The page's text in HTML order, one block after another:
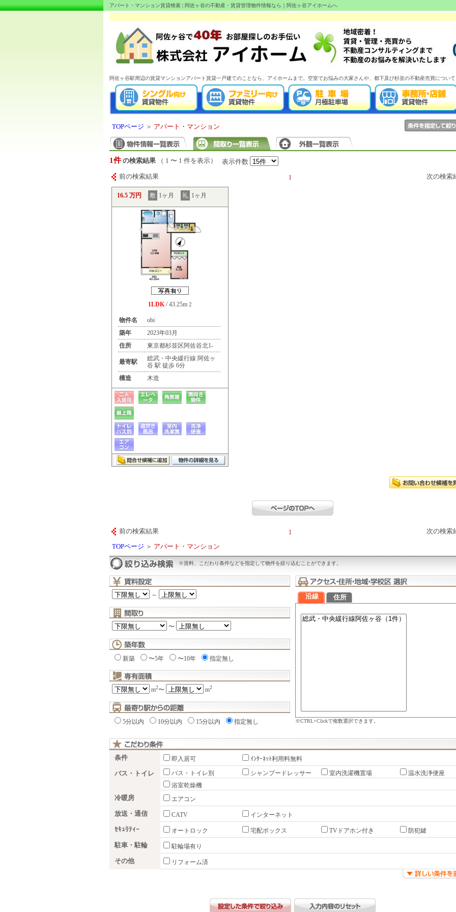
アパート・マンション賃貸検索 | 阿佐ヶ谷の不動産・賃貸管理物件情報なら｜阿佐ヶ谷アイホームへ
阿佐ヶ谷駅周辺の賃貸マンションアパート賃貸一戸建てのことなら、アイホームまで。空室でお悩みの大家さんや、都下及び杉並の不動産売買につい
TOPページ ＞ アパート・マンション
1件 の検索結果（ 1 〜 1 件を表示） 表示件数
前の検索結果 1 次の検
16.5 万円 敷 1ヶ月 礼 1ヶ月
1LDK/ 43.25m 2
物件名
obi
築年
2023年03月
住所
東京都杉並区阿佐谷北1-
最寄駅
総武・中央緩行線 阿佐ヶ
谷 駅 徒歩 6分
構造
木造
前の検索結果 1 次の検
TOPページ ＞ アパート・マンション
※賃料、こだわり条件などを指定して物件を絞り込むことができます。
～
〜
新築 〜5年 〜10年 指定無し
m2〜 m2
5分以内 10分以内 15分以内 指定無し
沿線 住所
※CTRL+Clickで複数選択できます。
条件 即入居可 ｲﾝﾀｰﾈｯﾄ利用料無料
バス・トイレ バス・トイレ別 シャンプードレッサー 室内洗濯機置場
温水洗浄便座
浴室乾燥機
冷暖房 エアコン
放送・通信 CATV インターネット
ｾｷｭﾘﾃｨｰ オートロック 宅配ボックス TVドアホン付き 防犯鍵
駐車・駐輪 駐輪場有り
その他 リフォーム済